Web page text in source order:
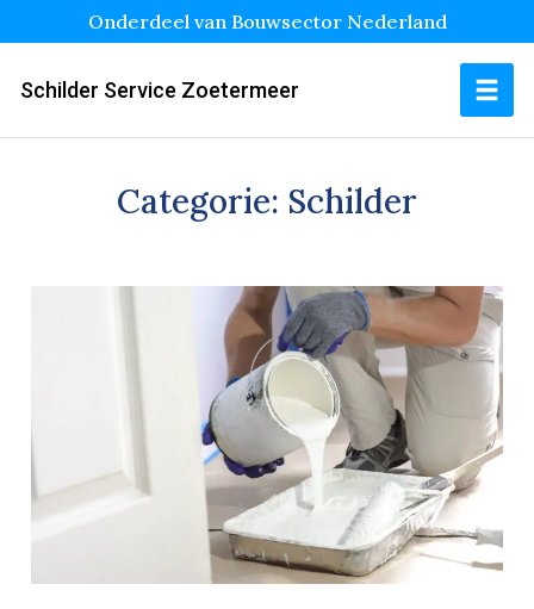
Onderdeel van Bouwsector Nederland
Schilder Service Zoetermeer
Categorie: Schilder